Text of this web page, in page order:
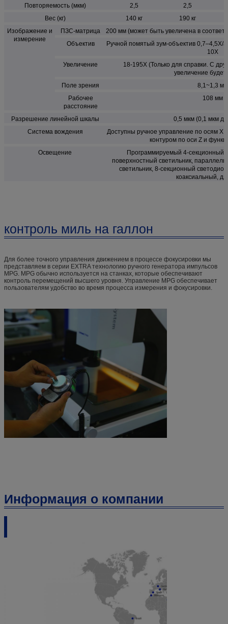
Повторяемость (мкм) 2,5
2,5
Вес (кг)
140 кг
190 кг
Изображение и
измерение
ПЗС-матрица
200 мм (может быть увеличена в
Объектив
Ручной помятый зум-объектив 0,7–4,5X/
10X
Увеличение
18-195X (Только для справки. С
увеличение будет
Поле зрения
8,1~1,3 мм
Рабочее
расстояние
108 мм
Разрешение линейной шкалы
0,5 мкм (0,1 мкм
Система вождения
Доступны ручное управление по осям
контуром по оси Z и
Освещение
Программируемый 4-секционный
поверхностный светильник,
светильник, 8-секционный
коаксиальный,
контроль миль на галлон
Для более точного управления движением в процессе фокусировки мы
представляем в серии EXTRA технологию ручного генератора импульсов
MPG. MPG обычно используется на станках, которые обеспечивают
контроль перемещений высшего уровня. Управление MPG обеспечивает
пользователям удобство во время процесса измерения и фокусировки.
Информация о компании